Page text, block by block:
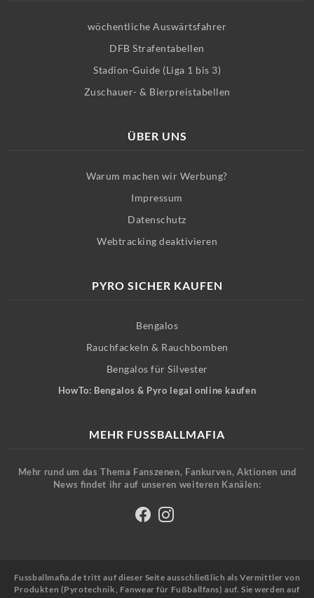
wöchentliche Auswärtsfahrer
DFB Strafentabellen
Stadion-Guide (Liga 1 bis 3)
Zuschauer- & Bierpreistabellen
ÜBER UNS
Warum machen wir Werbung?
Impressum
Datenschutz
Webtracking deaktivieren
PYRO SICHER KAUFEN
Bengalos
Rauchfackeln & Rauchbomben
Bengalos für Silvester
HowTo: Bengalos & Pyro legal online kaufen
MEHR FUSSBALLMAFIA
Mehr rund um das Thema Fanszenen, Fankurven, Aktionen und
News findet ihr auf unseren weiteren Kanälen:
Fussballmafia.de tritt auf dieser Seite ausschließlich als Vermittler von
Produkten (Pyrotechnik, Fanwear für Fußballfans) auf. Sie werden auf